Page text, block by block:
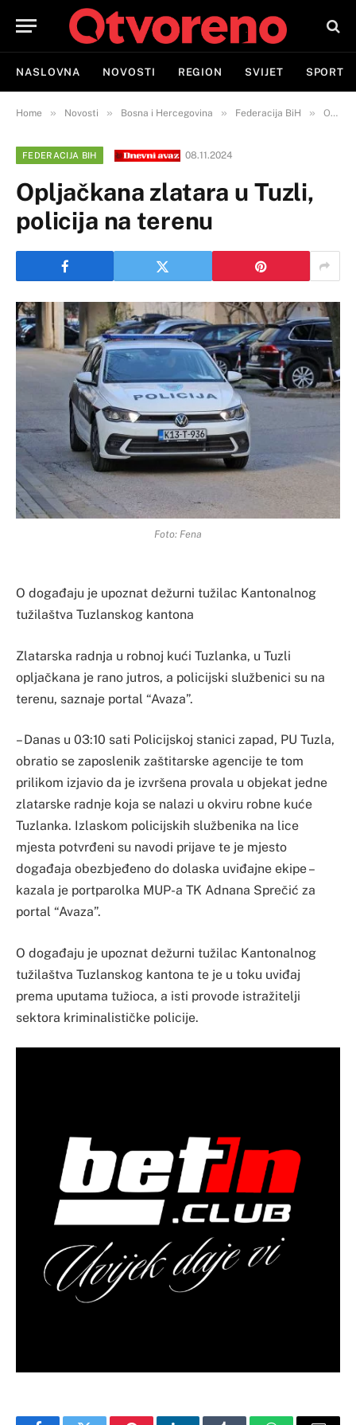
NASLOVNA NOVOSTI REGION SVIJET SPORT
Home » Novosti » Bosna i Hercegovina » Federacija BiH » Opljačkana zlatara u Tuzli, policija na terenu
FEDERACIJA BIH 08.11.2024
Opljačkana zlatara u Tuzli,
policija na terenu
Foto: Fena
O događaju je upoznat dežurni tužilac Kantonalnog
tužilaštva Tuzlanskog kantona
Zlatarska radnja u robnoj kući Tuzlanka, u Tuzli
opljačkana je rano jutros, a policijski službenici su na
terenu, saznaje portal “Avaza”.
– Danas u 03:10 sati Policijskoj stanici zapad, PU Tuzla,
obratio se zaposlenik zaštitarske agencije te tom
prilikom izjavio da je izvršena provala u objekat jedne
zlatarske radnje koja se nalazi u okviru robne kuće
Tuzlanka. Izlaskom policijskih službenika na lice
mjesta potvrđeni su navodi prijave te je mjesto
događaja obezbjeđeno do dolaska uviđajne ekipe –
kazala je portparolka MUP-a TK Adnana Sprečić za
portal “Avaza”.
O događaju je upoznat dežurni tužilac Kantonalnog
tužilaštva Tuzlanskog kantona te je u toku uviđaj
prema uputama tužioca, a isti provode istražitelji
sektora kriminalističke policije.